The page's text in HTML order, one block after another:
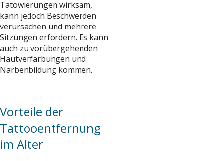
Tätowierungen wirksam,
kann jedoch Beschwerden
verursachen und mehrere
Sitzungen erfordern. Es kann
auch zu vorübergehenden
Hautverfärbungen und
Narbenbildung kommen.
Vorteile der
Tattooentfernung
im Alter